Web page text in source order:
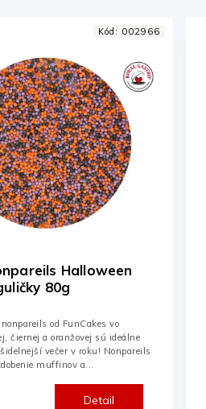
Halloween
80g
Detail
od FunCakes vo
čiernej a oranžovej sú ideálne
večer v roku! Nonpareils
muffinov a...
Kód: 002966